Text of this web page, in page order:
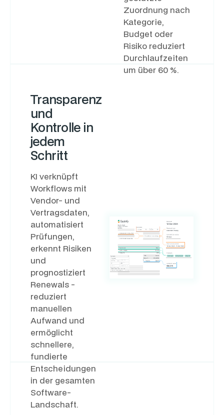
Zuordnung nach
Kategorie,
Budget oder
Risiko reduziert
Durchlaufzeiten
um über 60 %.
Transparenz
und
Kontrolle in
jedem
Schritt
KI verknüpft
Workflows mit
Vendor- und
Vertragsdaten,
automatisiert
Prüfungen,
erkennt Risiken
und
prognostiziert
Renewals -
reduziert
manuellen
Aufwand und
ermöglicht
schnellere,
fundierte
Entscheidungen
in der gesamten
Software-
Landschaft.